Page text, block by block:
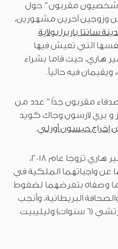
شخصيون مقربون” حول
وزوجين آخرين مشهورين،
سانتا باربرا بولاية
التي تعيش فيها
هاري، حيث قاما بشراء
ويقيمان فيه حالياً.
مقربون جدًا” عدد من
و بري لارسون وجاك كويد
إخراج جيسون أورلي.
يُذكر أن ميغان ماركل والأمير هاري تزوجا عام 2018،
2020 تخلّيهما عن واجباتهما الملكية في
وصفاه بتعرضهما لضغوط
البريطانية، وأنجب
الثنائي طفلين هما الأمير آرتشي (6 سنوات) وليليبيت